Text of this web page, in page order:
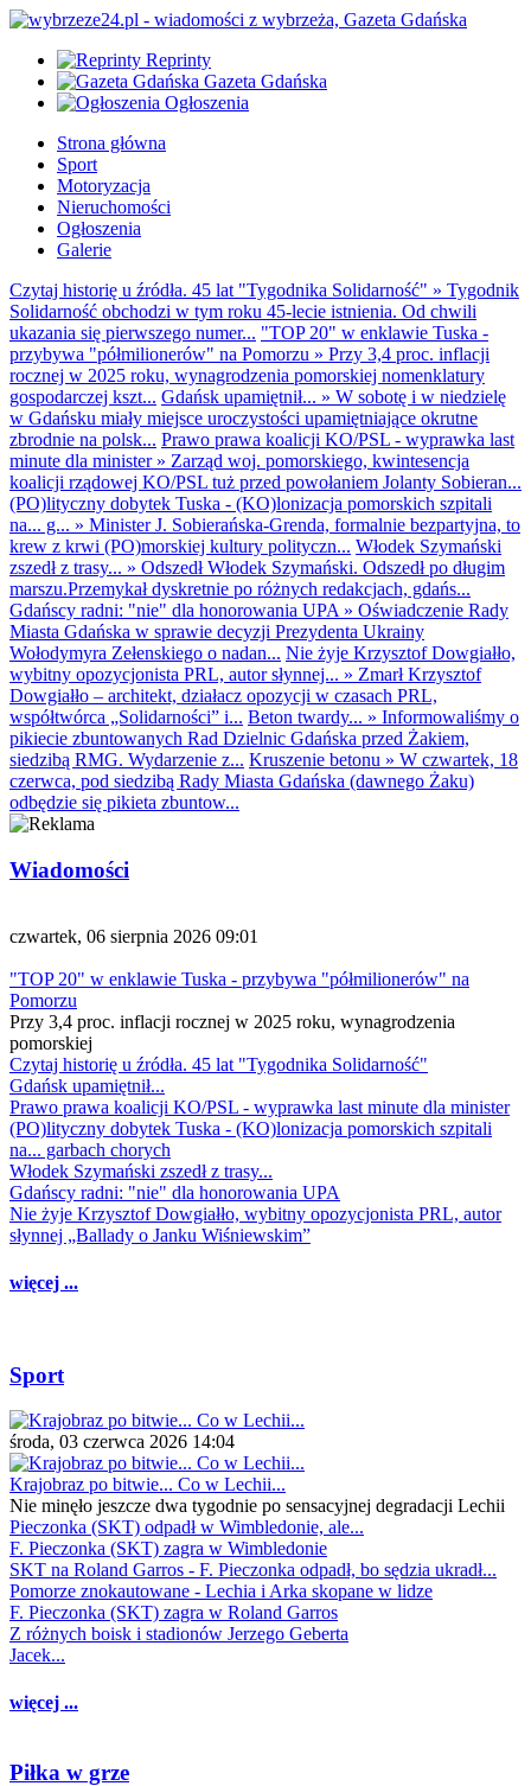
Reprinty
Gazeta Gdańska
Ogłoszenia
Strona główna
Sport
Motoryzacja
Nieruchomości
Ogłoszenia
Galerie
Czytaj historię u źródła. 45 lat "Tygodnika Solidarność" » Tygodnik
Solidarność obchodzi w tym roku 45-lecie istnienia. Od chwili
ukazania się pierwszego numer... "TOP 20" w enklawie Tuska -
przybywa "półmilionerów" na Pomorzu » Przy 3,4 proc. inflacji
rocznej w 2025 roku, wynagrodzenia pomorskiej nomenklatury
gospodarczej kszt... Gdańsk upamiętnił... » W sobotę i w niedzielę
w Gdańsku miały miejsce uroczystości upamiętniające okrutne
zbrodnie na polsk... Prawo prawa koalicji KO/PSL - wyprawka last
minute dla minister» Zarząd woj. pomorskiego, kwintesencja
koalicji rządowej KO/PSL tuż przed powołaniem Jolanty Sobieran...
(PO)lityczny dobytek Tuska - (KO)lonizacja pomorskich szpitali
na... g... » Minister J. Sobierańska-Grenda, formalnie bezpartyjna, to
krew z krwi (PO)morskiej kultury polityczn... Włodek Szymański
zszedł z trasy... » Odszedł Włodek Szymański. Odszedł po długim
marszu.Przemykał dyskretnie po różnych redakcjach, gdańs...
Gdańscy radni: "nie" dla honorowania UPA » Oświadczenie Rady
Miasta Gdańska w sprawie decyzji Prezydenta Ukrainy
Wołodymyra Zełenskiego o nadan... Nie żyje Krzysztof Dowgiałło,
wybitny opozycjonista PRL, autor słynnej... » Zmarł Krzysztof
Dowgiałło – architekt, działacz opozycji w czasach PRL,
współtwórca „Solidarności” i... Beton twardy... » Informowaliśmy o
pikiecie zbuntowanych Rad Dzielnic Gdańska przed Żakiem,
siedzibą RMG. Wydarzenie z... Kruszenie betonu » W czwartek, 18
czerwca, pod siedzibą Rady Miasta Gdańska (dawnego Żaku)
odbędzie się pikieta zbuntow...
Wiadomości
czwartek, 06 sierpnia 2026 09:01
"TOP 20" w enklawie Tuska - przybywa "półmilionerów" na
Pomorzu
Przy 3,4 proc. inflacji rocznej w 2025 roku, wynagrodzenia
pomorskiej
Czytaj historię u źródła. 45 lat "Tygodnika Solidarność"
Gdańsk upamiętnił...
Prawo prawa koalicji KO/PSL - wyprawka last minute dla minister
(PO)lityczny dobytek Tuska - (KO)lonizacja pomorskich szpitali
na... garbach chorych
Włodek Szymański zszedł z trasy...
Gdańscy radni: "nie" dla honorowania UPA
Nie żyje Krzysztof Dowgiałło, wybitny opozycjonista PRL, autor
słynnej „Ballady o Janku Wiśniewskim”
więcej ...
Sport
środa, 03 czerwca 2026 14:04
Krajobraz po bitwie... Co w Lechii...
Nie minęło jeszcze dwa tygodnie po sensacyjnej degradacji Lechii
Pieczonka (SKT) odpadł w Wimbledonie, ale...
F. Pieczonka (SKT) zagra w Wimbledonie
SKT na Roland Garros - F. Pieczonka odpadł, bo sędzia ukradł...
Pomorze znokautowane - Lechia i Arka skopane w lidze
F. Pieczonka (SKT) zagra w Roland Garros
Z różnych boisk i stadionów Jerzego Geberta
Jacek...
więcej ...
Piłka w grze